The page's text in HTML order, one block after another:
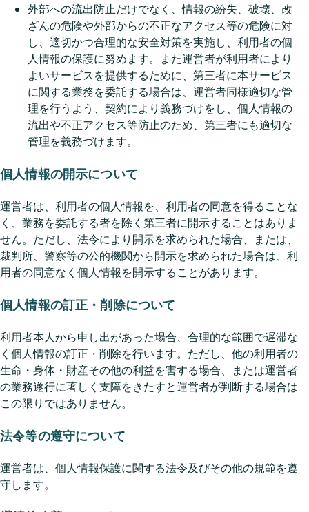
外部への流出防止だけでなく、情報の紛失、破壊、改
ざんの危険や外部からの不正なアクセス等の危険に対
し、適切かつ合理的な安全対策を実施し、利用者の個
人情報の保護に努めます。また運営者が利用者により
よいサービスを提供するために、第三者に本サービス
に関する業務を委託する場合は、運営者同様適切な管
理を行うよう、契約により義務づけをし、個人情報の
流出や不正アクセス等防止のため、第三者にも適切な
管理を義務づけます。
個人情報の開示について
運営者は、利用者の個人情報を、利用者の同意を得ることな
く、業務を委託する者を除く第三者に開示することはありま
せん。ただし、法令により開示を求められた場合、または、
裁判所、警察等の公的機関から開示を求められた場合は、利
用者の同意なく個人情報を開示することがあります。
個人情報の訂正・削除について
利用者本人から申し出があった場合、合理的な範囲で遅滞な
く個人情報の訂正・削除を行います。ただし、他の利用者の
生命・身体・財産その他の利益を害する場合、または運営者
の業務遂行に著しく支障をきたすと運営者が判断する場合は
この限りではありません。
法令等の遵守について
運営者は、個人情報保護に関する法令及びその他の規範を遵
守します。